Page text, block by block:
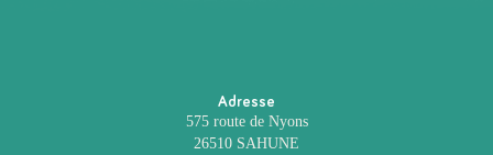
Adresse
575 route de Nyons
26510 SAHUNE